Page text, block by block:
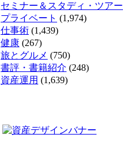
セミナー＆スタディ・ツアー
プライベート (1,974)
仕事術 (1,439)
健康 (267)
旅とグルメ (750)
書評・書籍紹介 (248)
資産運用 (1,639)